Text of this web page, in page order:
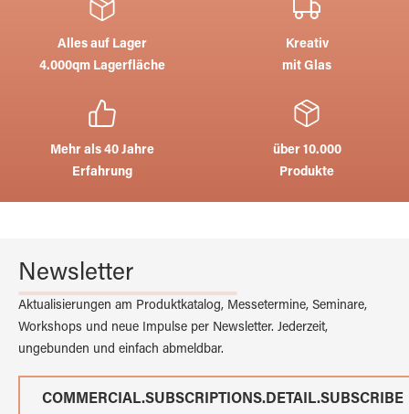
Alles auf Lager
4.000qm Lagerfläche
Kreativ
mit Glas
Mehr als 40 Jahre
Erfahrung
über 10.000
Produkte
Newsletter
Aktualisierungen am Produktkatalog, Messetermine, Seminare,
Workshops und neue Impulse per Newsletter. Jederzeit,
ungebunden und einfach abmeldbar.
COMMERCIAL.SUBSCRIPTIONS.DETAIL.SUBSCRIBE